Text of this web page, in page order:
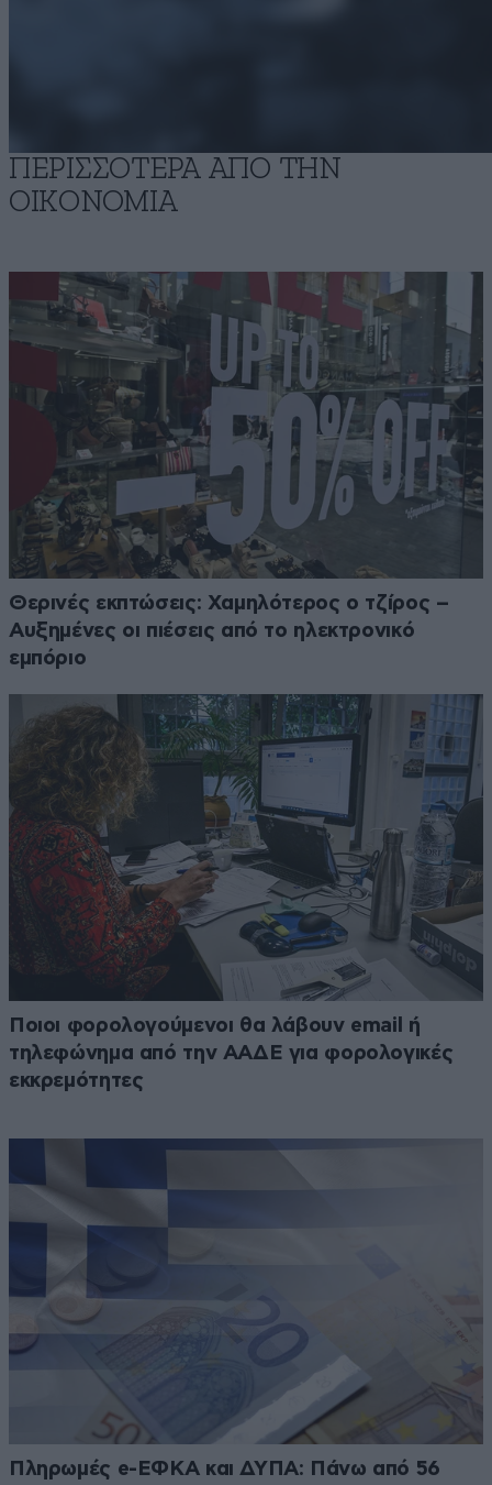
ΠΕΡΙΣΣΟΤΕΡΑ ΑΠΟ ΤΗΝ
ΟΙΚΟΝΟΜΙΑ
Θερινές εκπτώσεις: Χαμηλότερος ο τζίρος –
Αυξημένες οι πιέσεις από το ηλεκτρονικό
εμπόριο
Ποιοι φορολογούμενοι θα λάβουν email ή
τηλεφώνημα από την ΑΑΔΕ για φορολογικές
εκκρεμότητες
Πληρωμές e-ΕΦΚΑ και ΔΥΠΑ: Πάνω από 56